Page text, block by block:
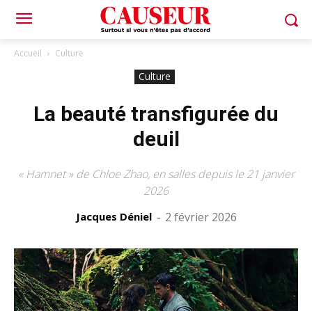
Accueil Culture
Culture
La beauté transfigurée du
deuil
« Hamnet » de Chloe Zhao, en salles depuis le 21 janvier
2026
Jacques Déniel - 2 février 2026